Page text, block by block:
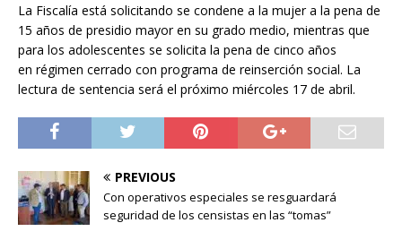
La Fiscalía está solicitando se condene a la mujer a la pena de
15 años de presidio mayor en su grado medio, mientras que
para los adolescentes se solicita la pena de cinco años
en régimen cerrado con programa de reinserción social. La
lectura de sentencia será el próximo miércoles 17 de abril.
PREVIOUS
Con operativos especiales se resguardará
seguridad de los censistas en las “tomas”